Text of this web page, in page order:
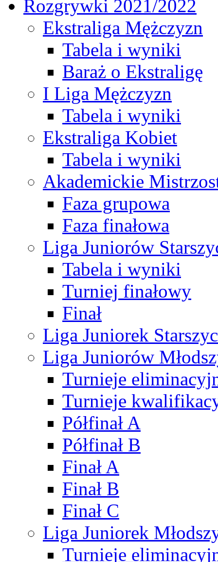
Rozgrywki 2021/2022
Ekstraliga Mężczyzn
Tabela i wyniki
Baraż o Ekstraligę
I Liga Mężczyzn
Tabela i wyniki
Ekstraliga Kobiet
Tabela i wyniki
Akademickie
Faza grupowa
Faza finałowa
Liga Juniorów
Tabela i wyniki
Turniej finałowy
Finał
Liga Juniorek
Liga Juniorów
Turnieje
Turnieje
Półfinał A
Półfinał B
Finał A
Finał B
Finał C
Liga Juniorek
Turnieje